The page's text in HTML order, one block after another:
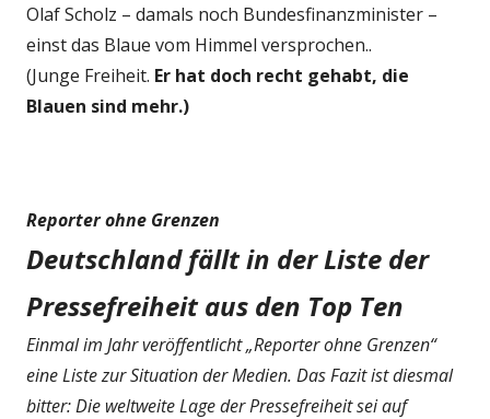
Olaf Scholz – damals noch Bundesfinanzminister –
einst das Blaue vom Himmel versprochen..
(Junge Freiheit. Er hat doch recht gehabt, die
Blauen sind mehr.)
Reporter ohne Grenzen
Deutschland fällt in der Liste der
Pressefreiheit aus den Top Ten
Einmal im Jahr veröffentlicht „Reporter ohne Grenzen“
eine Liste zur Situation der Medien. Das Fazit ist diesmal
bitter: Die weltweite Lage der Pressefreiheit sei auf